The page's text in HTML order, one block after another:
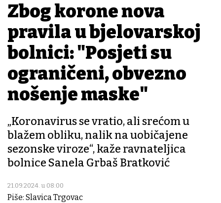
Zbog korone nova
pravila u bjelovarskoj
bolnici: "Posjeti su
ograničeni, obvezno
nošenje maske"
„Koronavirus se vratio, ali srećom u
blažem obliku, nalik na uobičajene
sezonske viroze“, kaže ravnateljica
bolnice Sanela Grbaš Bratković
21.09.2024. u 08:00
Piše: Slavica Trgovac